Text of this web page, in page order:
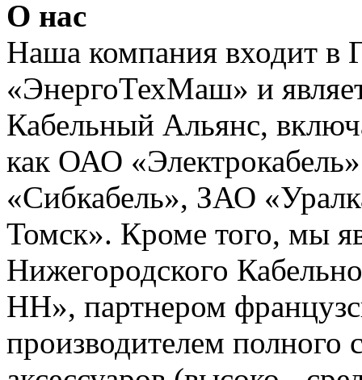
О нас
Наша компания входит в
«ЭнергоТехМаш» и
Кабельный Альянс,
как ОАО
«Сибкабель», ЗАО
Томск». Кроме того, мы
Нижегородского
НН», партнером
производителем полного